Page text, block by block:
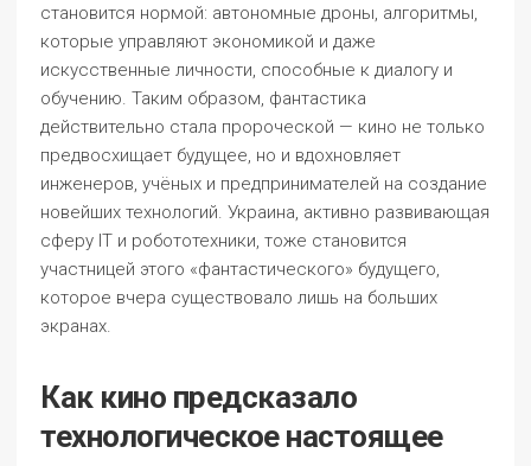
становится нормой: автономные дроны, алгоритмы,
которые управляют экономикой и даже
искусственные личности, способные к диалогу и
обучению. Таким образом, фантастика
действительно стала пророческой — кино не только
предвосхищает будущее, но и вдохновляет
инженеров, учёных и предпринимателей на создание
новейших технологий. Украина, активно развивающая
сферу IT и робототехники, тоже становится
участницей этого «фантастического» будущего,
которое вчера существовало лишь на больших
экранах.
Как кино предсказало
технологическое настоящее